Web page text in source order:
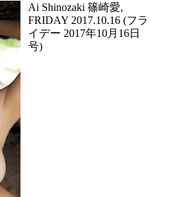
Ai Shinozaki 篠崎愛,
FRIDAY 2017.10.16 (フラ
イデー 2017年10月16日
号)